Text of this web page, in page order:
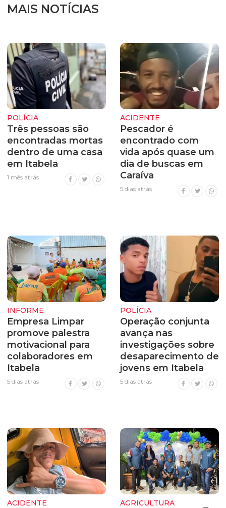
MAIS NOTÍCIAS
POLÍCIA
Três pessoas são
encontradas mortas
dentro de uma casa
em Itabela
1 mês atrás
ACIDENTE
Pescador é
encontrado com
vida após quase um
dia de buscas em
Caraíva
5 dias atrás
INFORME
Empresa Limpar
promove palestra
motivacional para
colaboradores em
Itabela
5 dias atrás
POLÍCIA
Operação conjunta
avança nas
investigações sobre
desaparecimento de
jovens em Itabela
5 dias atrás
ACIDENTE AGRICULTURA